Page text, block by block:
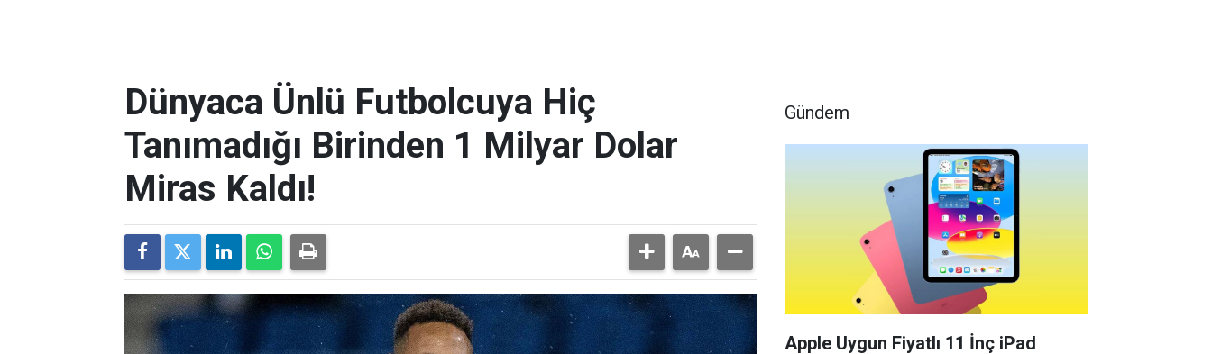
Dünyaca Ünlü Futbolcuya Hiç
Tanımadığı Birinden 1 Milyar Dolar
Miras Kaldı!
Gündem
Apple Uygun Fiyatlı 11 İnç iPad